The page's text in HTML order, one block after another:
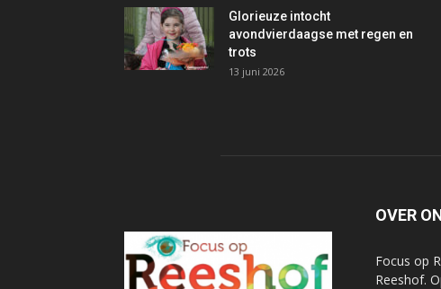
Glorieuze intocht
avondvierdaagse met regen en
trots
13 juni 2026
OVER
Focus op
Reeshof.